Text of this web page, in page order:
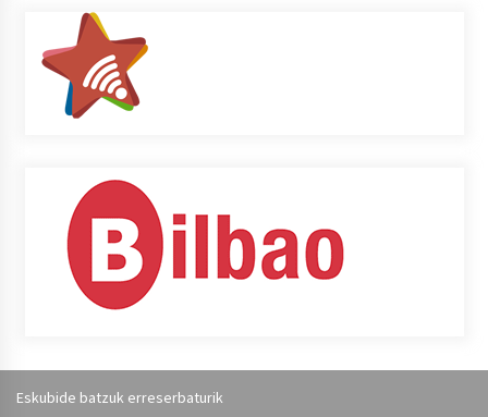
Eskubide batzuk erreserbaturik